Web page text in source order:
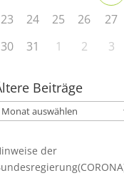
23
24 25 26 27
30
31 1 2 3
Beiträge
Ältere
der